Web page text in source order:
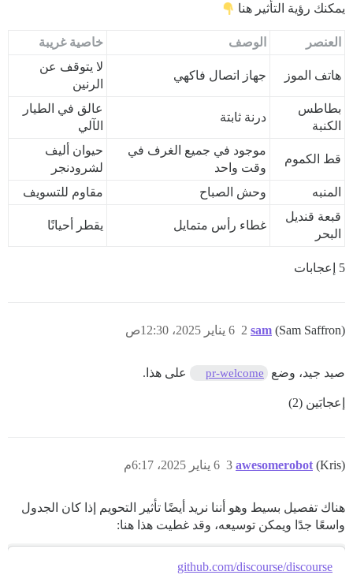
يمكنك رؤية التأثير هنا
العنصر الوصف خاصية غريبة
هاتف الموز جهاز اتصال فاكهي
لا يتوقف عن
الرنين
بطاطس
الكنبة
درنة ثابتة
عالق في الطيار
الآلي
قط الكموم
موجود في جميع الغرف في
وقت واحد
حيوان أليف
لشرودنجر
المنبه
وحش الصباح
مقاوم للتسويف
قبعة قنديل
البحر
غطاء رأس متمايل يقطر أحيانًا
5 إعجابات
sam (Sam Saffron) 6 يناير 2025، 12:30ص 2
صيد جيد، وضع pr-welcome على هذا.
إعجابَين (2)
awesomerobot (Kris) 6 يناير 2025، 6:17م 3
هناك تفصيل بسيط وهو أننا نريد أيضًا تأثير التحويم إذا كان الجدول
واسعًا جدًا ويمكن توسيعه، وقد غطيت هذا هنا:
github.com/discourse/discourse